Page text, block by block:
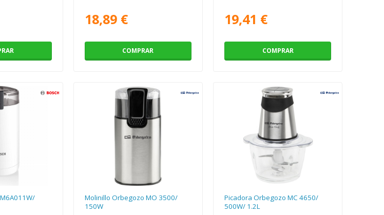
18,89 €
COMPRAR
19,41 €
COMPRAR
Molinillo Orbegozo MO 3500/
150W
Picadora Orbegozo MC 4650/
500W/ 1.2L